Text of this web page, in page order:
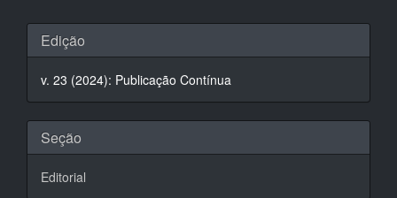
Detalhes
do
artigo
Edição
v. 23 (2024): Publicação Contínua
Seção
Editorial